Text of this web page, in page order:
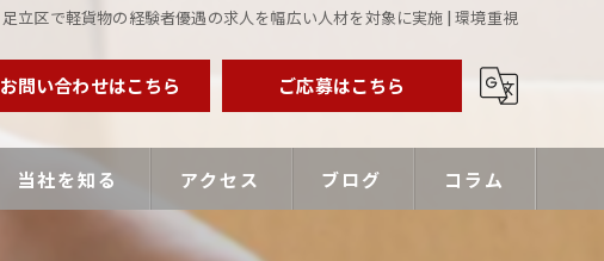
足立区で軽貨物の経験者優遇の求人を幅広い人材を対象に実施 | 環境重視
お問い合わせはこちら ご応募はこちら
当社を知る アクセス ブログ コラム